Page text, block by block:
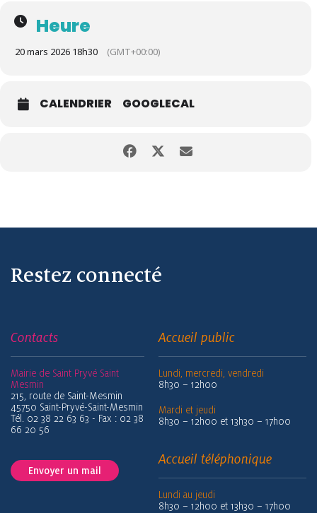
Heure
20 mars 2026 18h30 (GMT+00:00)
CALENDRIER GOOGLECAL
Restez connecté
Contacts
Mairie de Saint Pryvé Saint
Mesmin
215, route de Saint-Mesmin
45750 Saint-Pryvé-Saint-Mesmin
Tél. 02 38 22 63 63 - Fax : 02 38
66 20 56
Envoyer un mail
Accueil public
Lundi, mercredi, vendredi
8h30 – 12h00
Mardi et jeudi
8h30 – 12h00 et 13h30 – 17h00
Accueil téléphonique
Lundi au jeudi
8h30 – 12h00 et 13h30 – 17h00